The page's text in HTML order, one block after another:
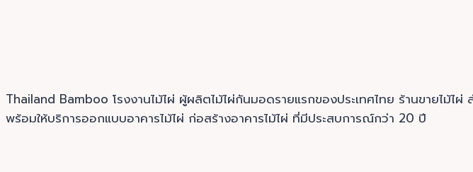
Thailand Bamboo โรงงานไม้ไผ่ ผู้ผลิตไม้ไผ่กันมอดรายแรกของประเทศไทย ร้านขายไม้
พร้อมให้บริการออกแบบอาคารไม้ไผ่ ก่อสร้างอาคารไม้ไผ่ ที่มีประสบการณ์กว่า 20 ปี